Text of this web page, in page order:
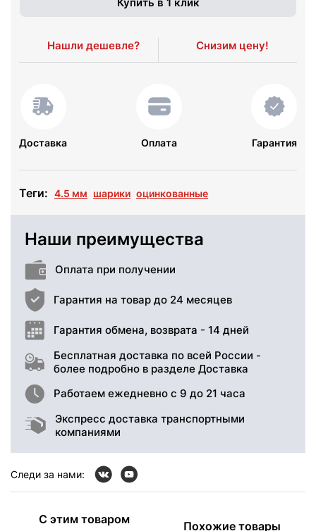
Нашли дешевле? Снизим цену!
Доставка Оплата Гарантия
Теги: 4.5 мм шарики оцинкованные
Наши преимущества
Оплата при получении
Гарантия на товар до 24 месяцев
Гарантия обмена, возврата - 14 дней
Бесплатная доставка по всей России -
более подробно в разделе Доставка
Работаем ежедневно с 9 до 21 часа
Экспресс доставка транспортными
компаниями
Следи за нами:
С этим товаром
Похожие товары